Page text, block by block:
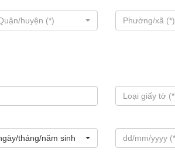
huyện (*) Phường/xã (*)
Loại giấy tờ
tháng/năm sinh